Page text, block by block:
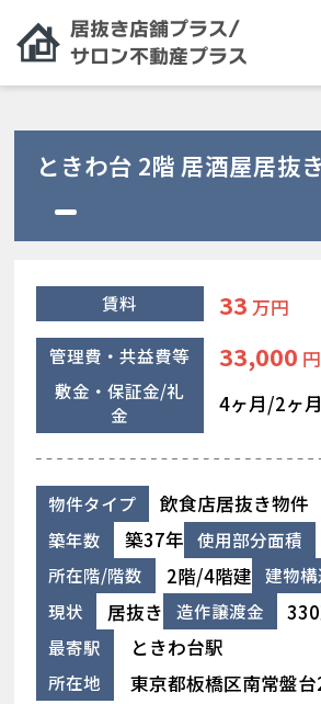
ときわ台 2階 居酒屋居抜
賃料 33 万円
管理費・共益費等 33,000 円
敷金・保証金/礼
金
4ヶ月/2ヶ月
物件タイプ 飲食店居抜き物件
築年数 築37年 使用部分面積
所在階/階数 2階/4階建 建物
現状 居抜き 造作譲渡金
最寄駅 ときわ台駅
所在地 東京都板橋区南常盤